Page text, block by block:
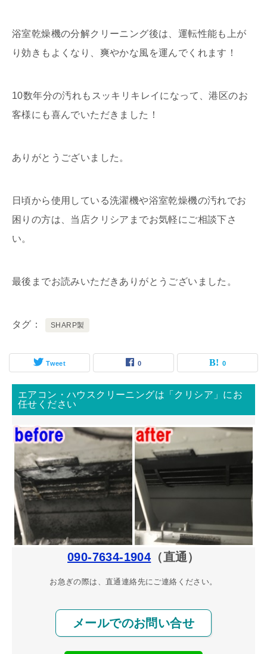
浴室乾燥機の分解クリーニング後は、運転性能も上が
り効きもよくなり、爽やかな風を運んでくれます！
10数年分の汚れもスッキリキレイになって、港区のお
客様にも喜んでいただきました！
ありがとうございました。
日頃から使用している洗濯機や浴室乾燥機の汚れでお
困りの方は、当店クリシアまでお気軽にご相談下さ
い。
最後までお読みいただきありがとうございました。
タグ SHARP製
Tweet 0 0
エアコン・ハウスクリーニングは「クリシア」にお
任せください
090-7634-1904 （直通）
お急ぎの際は、直通連絡先にご連絡ください。
メールでのお問い合せ